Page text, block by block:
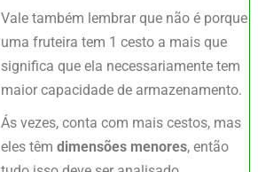
Vale também lembrar que não é porque
uma fruteira tem 1 cesto a mais que
significa que ela necessariamente tem
maior capacidade de armazenamento.
Ás vezes, conta com mais cestos, mas
eles têmdimensões menores, então